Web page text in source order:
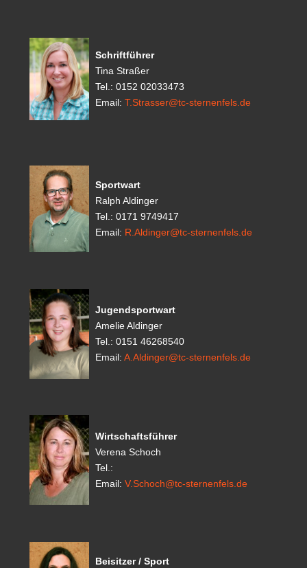
Schriftführer
Tina Straßer
Tel.: 0152 02033473
Email: T.Strasser@tc-sternenfels.de
Sportwart
Ralph Aldinger
Tel.: 0171 9749417
Email: R.Aldinger@tc-sternenfels.de
Jugendsportwart
Amelie Aldinger
Tel.: 0151 46268540
Email: A.Aldinger@tc-sternenfels.de
Wirtschaftsführer
Verena Schoch
Tel.:
Email: V.Schoch@tc-sternenfels.de
Beisitzer / Sport